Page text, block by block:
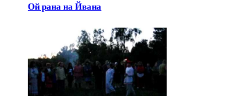
Ой рана на Йвана